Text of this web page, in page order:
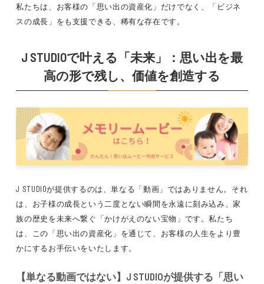
私たちは、お客様の「思い出の資産化」だけでなく、「ビジネ
スの成長」をも支援できる、稀有な存在です。
J STUDIOで叶える「未来」：思い出を最
高の形で残し、価値を創造する
J STUDIOが提供するのは、単なる「動画」ではありません。それ
は、お子様の成長という二度とない瞬間を永遠に刻み込み、家
族の歴史を未来へ繋ぐ「かけがえのない宝物」です。私たち
は、この「思い出の資産化」を通じて、お客様の人生をより豊
かにするお手伝いをいたします。
【単なる動画ではない】J STUDIOが提供する「思い